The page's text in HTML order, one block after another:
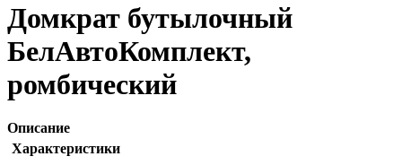
Домкрат бутылочный
БелАвтоКомплект,
ромбический
Описание
Характеристики